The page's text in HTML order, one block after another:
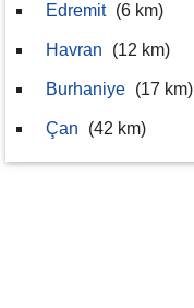
Edremit (6 km)
Havran (12 km)
Burhaniye (17 km)
Çan (42 km)